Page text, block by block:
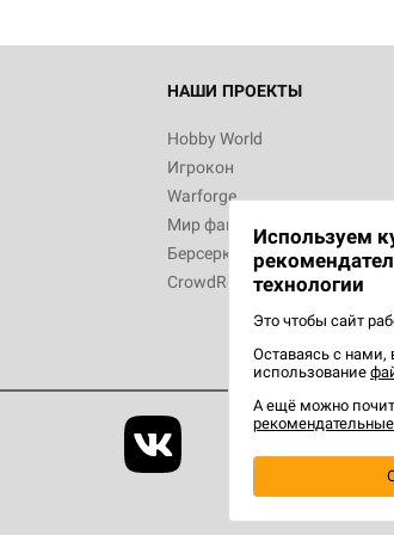
НАШИ ПРОЕКТЫ
Hobby World
Игрокон
Warforge
Мир фантастики
Берсерк
CrowdRepublic
Используем
технологии
Это чтобы сайт
Оставаясь с нами,
использование
А ещё можно
рекомендательные